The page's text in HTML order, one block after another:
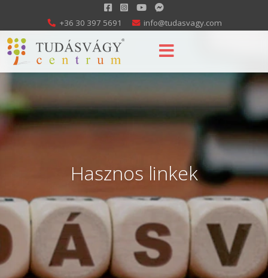
+36 30 397 5691 info@tudasvagy.com
Hasznos linkek